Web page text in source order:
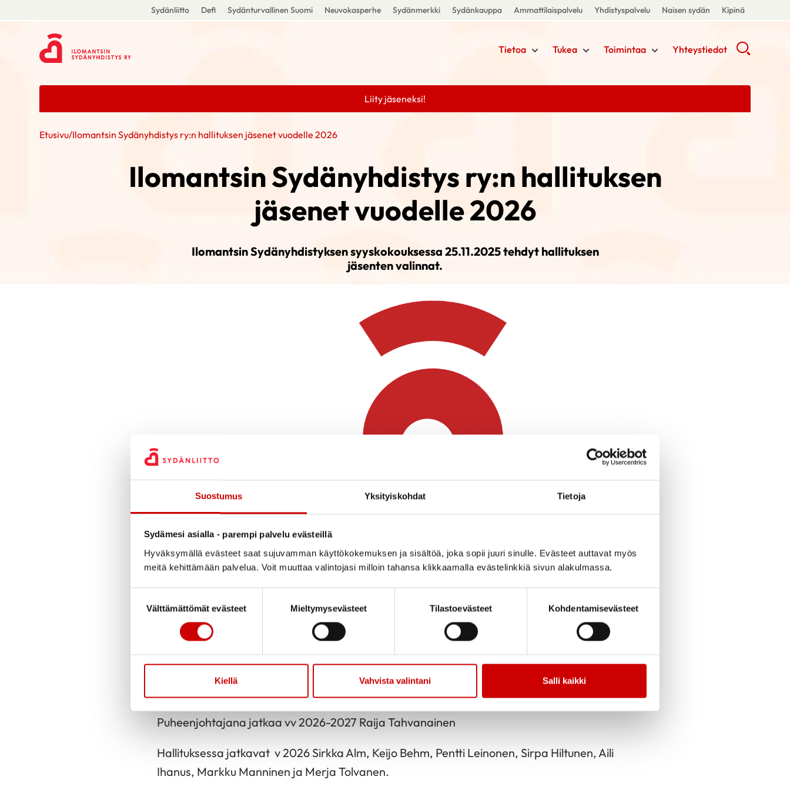
Suostumus Yksityiskohdat Tietoja
Sydämesi asialla - parempi palvelu evästeillä
Hyväksymällä evästeet saat sujuvamman käyttökokemuksen ja sisältöä, joka sopii juuri sinulle. Evästeet auttavat myös
meitä kehittämään palvelua. Voit muuttaa valintojasi milloin tahansa klikkaamalla evästelinkkiä sivun alakulmassa.
Välttämättömät evästeet
Mieltymysevästeet Tilastoevästeet Kohdentamisevästeet
Kiellä Vahvista valintani Salli kaikki
Sydänliitto Defi Sydänturvallinen Suomi Neuvokasperhe Sydänmerkki Sydänkauppa Ammattilaispalvelu Yhdistyspalvelu Naisen sydän Kipinä
Tietoa Tukea Toimintaa Yhteystiedot
Liity jäseneksi!
Etusivu/Ilomantsin Sydänyhdistys ry:n hallituksen jäsenet vuodelle 2026
Ilomantsin Sydänyhdistys ry:n hallituksen
jäsenet vuodelle 2026
Ilomantsin Sydänyhdistyksen syyskokouksessa 25.11.2025 tehdyt hallituksen
jäsenten valinnat.
Sirkka Alm
Julkaistu 17.12.2025
Jaa Whatsapp Jaa Linkedin
Jaa Email
Ilomantsin Sydänyhdistys ry:n syyskokouksessa 25.11.2025 hallitukseen valittiin
Puheenjohtajana jatkaa vv 2026-2027 Raija Tahvanainen
Hallituksessa jatkavat v 2026 Sirkka Alm, Keijo Behm, Pentti Leinonen, Sirpa Hiltunen, Aili
Ihanus, Markku Manninen ja Merja Tolvanen.